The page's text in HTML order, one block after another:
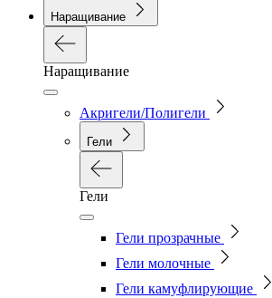
Наращивание
Наращивание
Акригели/Полигели
Гели
Гели
Гели прозрачные
Гели молочные
Гели камуфлирующие